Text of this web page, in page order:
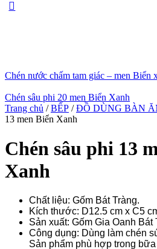
Chén nước chấm tam giác – men Biển
Chén sâu phi 20 men Biển Xanh
Trang chủ /BẾP /ĐỒ DÙNG BÀN
13 men Biển Xanh
Chén sâu phi 13
Xanh
Chất liệu: Gốm Bát Tràng.
Kích thước: D12.5 cm x C5
Sản xuất: Gốm Gia Oanh Bát
Công dụng: Dùng làm chén
Sản phẩm phù hợp trong